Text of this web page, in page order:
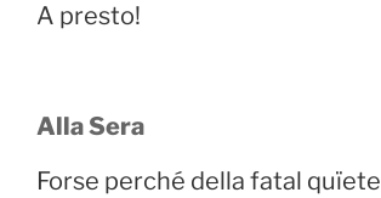
A presto!
Alla Sera
Forse perché della fatal quïete